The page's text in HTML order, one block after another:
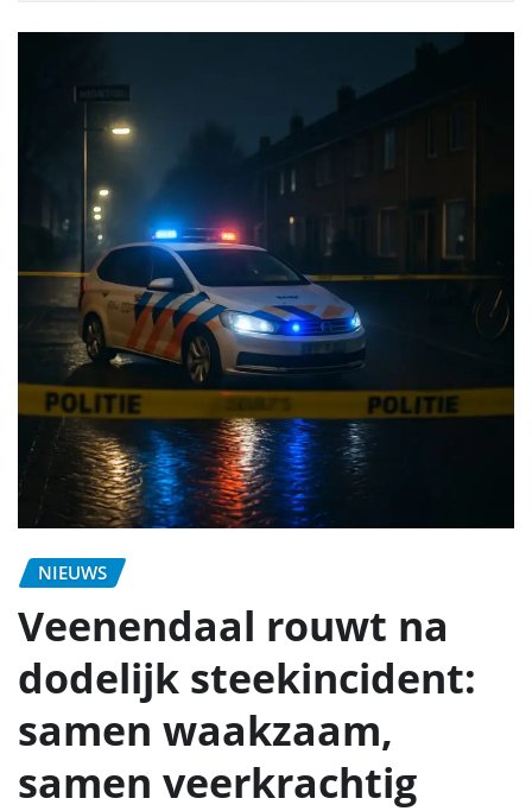
NIEUWS
Veenendaal rouwt na
dodelijk steekincident:
samen waakzaam,
samen veerkrachtig